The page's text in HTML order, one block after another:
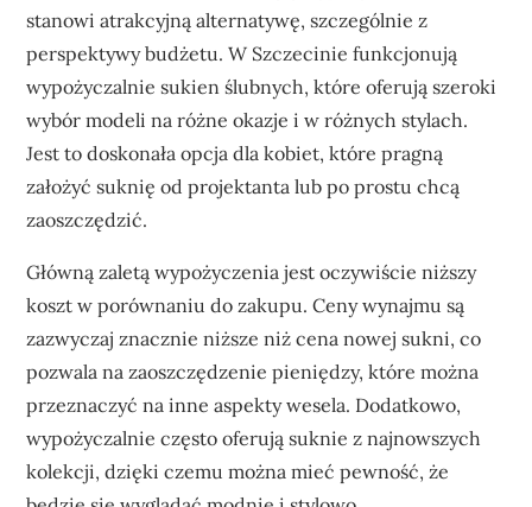
stanowi atrakcyjną alternatywę, szczególnie z
perspektywy budżetu. W Szczecinie funkcjonują
wypożyczalnie sukien ślubnych, które oferują szeroki
wybór modeli na różne okazje i w różnych stylach.
Jest to doskonała opcja dla kobiet, które pragną
założyć suknię od projektanta lub po prostu chcą
zaoszczędzić.
Główną zaletą wypożyczenia jest oczywiście niższy
koszt w porównaniu do zakupu. Ceny wynajmu są
zazwyczaj znacznie niższe niż cena nowej sukni, co
pozwala na zaoszczędzenie pieniędzy, które można
przeznaczyć na inne aspekty wesela. Dodatkowo,
wypożyczalnie często oferują suknie z najnowszych
kolekcji, dzięki czemu można mieć pewność, że